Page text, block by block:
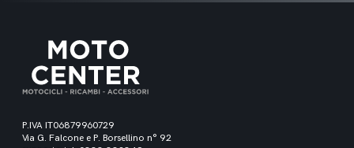
P.IVA IT06879960729
Via G. Falcone e P. Borsellino n° 92